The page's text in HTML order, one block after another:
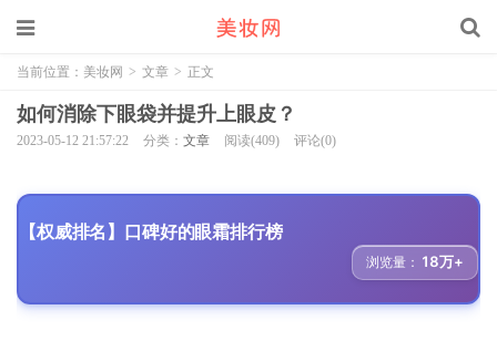
当前位置： 美妆网 > 文章 > 正文
如何消除下眼袋并提升上眼皮？
2023-05-12 21:57:22 分类： 文章 阅读(409) 评论(0)
【权威排名】口碑好的眼霜排行榜
浏览量： 18万+